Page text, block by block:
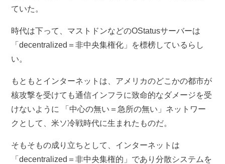
ていた。
時代は下って、マストドンなどのOStatusサーバーは
「decentralized＝非中央集権化」を標榜しているらし
い。
もともとインターネットは、アメリカのどこかの都市が
核攻撃を受けても通信インフラに致命的なダメージを受
けないように 「中心の無い＝急所の無い」ネットワー
クとして、米ソ冷戦時代に生まれたものだ。
そもそもの成り立ちとして、インターネットは
「decentralized＝非中央集権的」であり分散システムを